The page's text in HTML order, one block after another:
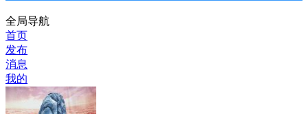
全局导航
首页
发布
消息
我的